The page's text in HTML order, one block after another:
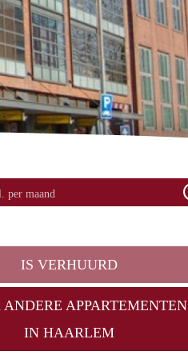
per maand
IS VERHUURD
APPARTEMENTEN
IN HAARLEM